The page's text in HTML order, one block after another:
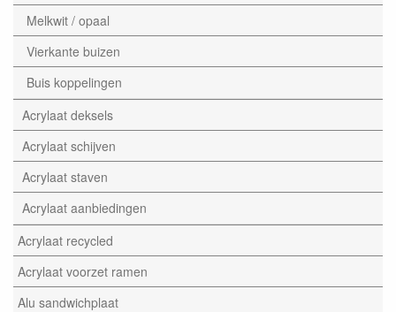
Melkwit / opaal
Vierkante buizen
Buis koppelingen
Acrylaat deksels
Acrylaat schijven
Acrylaat staven
Acrylaat aanbiedingen
Acrylaat recycled
Acrylaat voorzet ramen
Alu sandwichplaat